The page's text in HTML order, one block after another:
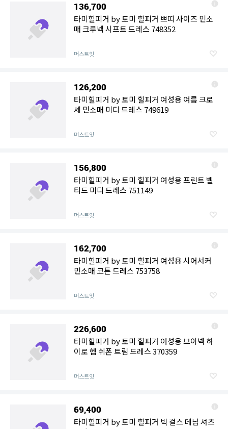
136,700
타미힐피거 by 토미 힐피거 쁘띠 사이즈 민소
매 크루넥 시프트 드레스 748352
머스트잇
126,200
타미힐피거 by 토미 힐피거 여성용 여름 크로
셰 민소매 미디 드레스 749619
머스트잇
156,800
타미힐피거 by 토미 힐피거 여성용 프린트 벨
티드 미디 드레스 751149
머스트잇
162,700
타미힐피거 by 토미 힐피거 여성용 시어서커
민소매 코튼 드레스 753758
머스트잇
226,600
타미힐피거 by 토미 힐피거 여성용 브이넥 하
이로 헴 쉬폰 트림 드레스 370359
머스트잇
69,400
타미힐피거 by 토미 힐피거 빅 걸스 데님 셔츠